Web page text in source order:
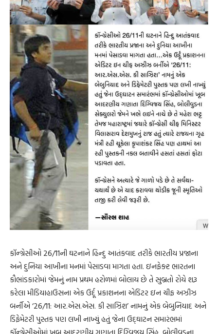
કૉન્ગ્રેસીઓ 26/11ની ઘટનાને હિન્દુ આતંકવાદ તરીકે ભારતીય પ્રજાના
અને દુનિયા આખીના મનમાં પેસાડવા માગતા હતા. ઇનફેક્ટ ભારતના
કૌભાંડકારોમાં જેમનું નામ પ્રથમ હરોળમાં બોલાય છે તે સુબ્રતો રોયે શરૂ
કરેલા મીડિયાહાઉસના એક ઉર્દૂ પ્રકાશનના એડિટર ઇન ચીફ અઝીઝ
બર્નીએ ‘26/11: આર.એસ.એસ. કી સાઝિશ’ નામનું એક બેબુનિયાદ અને
ડિફેમેટરી પુસ્તક પણ લખી નાખ્યું હતું જેના ઉદ્‌ઘાટન સમારંભમાં